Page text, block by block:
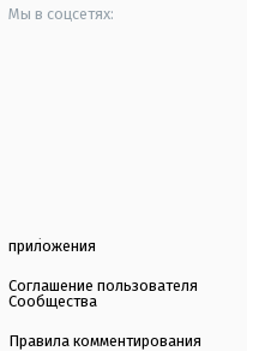
Мы в соцсетях:
приложения
Соглашение пользователя
Сообщества
Правила комментирования